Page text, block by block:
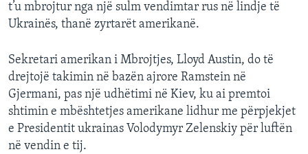
t’u mbrojtur nga një sulm vendimtar rus në lindje të
Ukrainës, thanë zyrtarët amerikanë.
Sekretari amerikan i Mbrojtjes, Lloyd Austin, do të
drejtojë takimin në bazën ajrore Ramstein në
Gjermani, pas një udhëtimi në Kiev, ku ai premtoi
shtimin e mbështetjes amerikane lidhur me përpjekjet
e Presidentit ukrainas Volodymyr Zelenskiy për luftën
në vendin e tij.